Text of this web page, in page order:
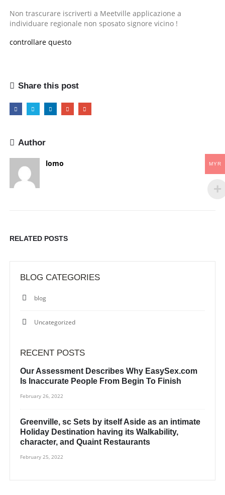
Non trascurare iscriverti a Meetville applicazione a
individuare regionale non sposato signore vicino !
controllare questo
Share this post
Author
lomo
RELATED POSTS
BLOG CATEGORIES
blog
Uncategorized
RECENT POSTS
Our Assessment Describes Why EasySex.com
Is Inaccurate People From Begin To Finish
February 26, 2022
Greenville, sc Sets by itself Aside as an intimate
Holiday Destination having its Walkability,
character, and Quaint Restaurants
February 25, 2022
MYR